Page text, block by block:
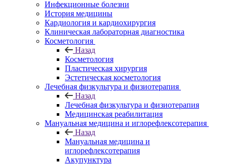
Инфекционные болезни
История медицины
Кардиология и кардиохирургия
Клиническая лабораторная диагностика
Косметология
Назад
Косметология
Пластическая хирургия
Эстетическая косметология
Лечебная физкультура и физиотерапия
Назад
Лечебная физкультура и физиотерапия
Медицинская реабилитация
Мануальная медицина и иглорефлексотерапия
Назад
Мануальная медицина и
иглорефлексотерапия
Акупунктура